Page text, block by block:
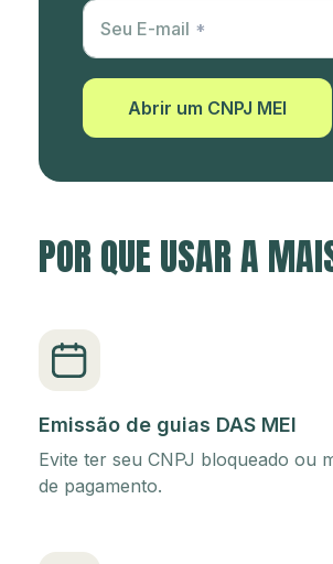
Utm Content
Seu E-mail
Abrir um CNPJ MEI
POR QUE USAR A
Emissão de guias DAS MEI
Evite ter seu CNPJ bloqueado ou
de pagamento.